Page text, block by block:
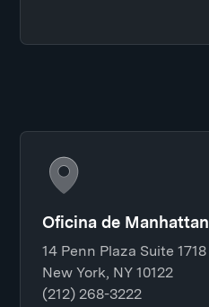
Oficina de Manhattan
14 Penn Plaza Suite 1718
New York, NY 10122
(212) 268-3222